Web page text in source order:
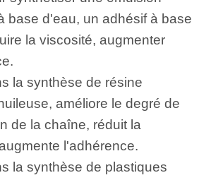
base d'eau, un adhésif à base
la viscosité, augmenter
la synthèse de résine
améliore le degré de
de la chaîne, réduit la
l'adhérence.
la synthèse de plastiques